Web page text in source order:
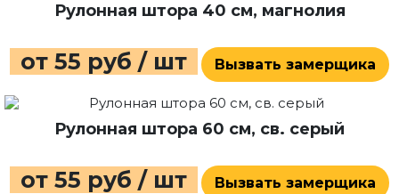
Рулонная штора 40 см, магнолия
от 55 руб / шт Вызвать замерщика
Рулонная штора 60 см, св. серый
от 55 руб / шт Вызвать замерщика